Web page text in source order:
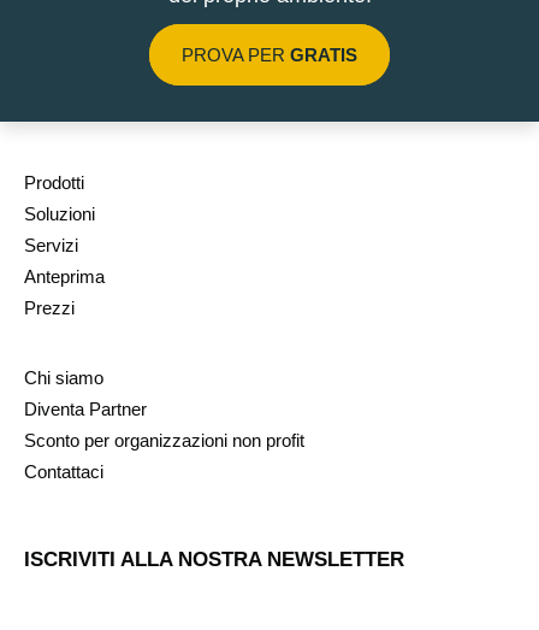
PROVA PER GRATIS
Prodotti
Soluzioni
Servizi
Anteprima
Prezzi
Chi siamo
Diventa Partner
Sconto per organizzazioni non profit
Contattaci
ISCRIVITI ALLA NOSTRA NEWSLETTER